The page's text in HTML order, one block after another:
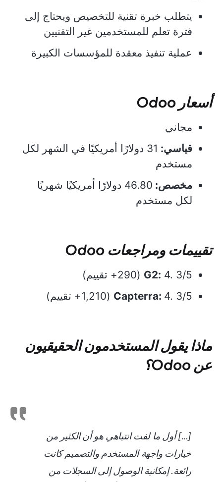
يتطلب خبرة تقنية للتخصيص ويحتاج إلى
فترة تعلم للمستخدمين غير التقنيين
عملية تنفيذ معقدة للمؤسسات الكبيرة
أسعار Odoo
مجاني
قياسي:
31 دولارًا أمريكيًا في الشهر لكل
مستخدم
مخصص:
46.80 دولارًا أمريكيًا شهريًا
لكل مستخدم
تقييمات ومراجعات Odoo
G2: 4. 3/5 (290+ تقييم)
Capterra: 4. 3/5 (1,210+ تقييم)
ماذا يقول المستخدمون الحقيقيون
عن Odoo؟
[...] أول ما لفت انتباهي هو أن الكثير من
خيارات واجهة المستخدم والتصميم كانت
رائعة. إمكانية الوصول إلى السجلات من